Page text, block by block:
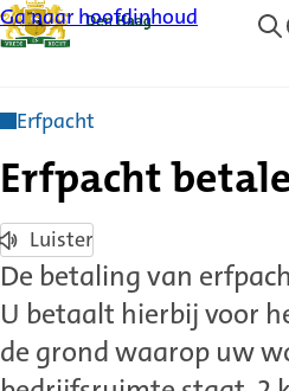
Ga naar hoofdinhoud
Erfpacht
Erfpacht
Luister
De betaling van
U betaalt hierbij voor
de grond waarop uw